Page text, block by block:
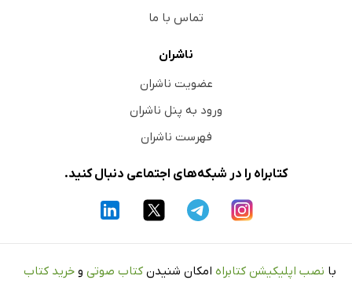
تماس با ما
ناشران
عضویت ناشران
ورود به پنل ناشران
فهرست ناشران
کتابراه را در شبکه‌های اجتماعی دنبال کنید.
با نصب اپلیکیشن کتابراه امکان شنیدن کتاب صوتی و خرید کتاب